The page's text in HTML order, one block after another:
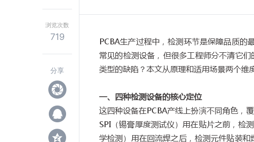
浏览次数
719
分享
PCBA生产过程中，检测环节是保障品质的
常见的检测设备，但很多工程师分不清它们
类型的缺陷？本文从原理和适用场景两个维
一、四种检测设备的核心定位
这四种设备在PCBA产线上扮演不同角色，
SPI （锡膏厚度测试仪）用在贴片之前，检
学检测）用在回流焊之后，检测元件贴装